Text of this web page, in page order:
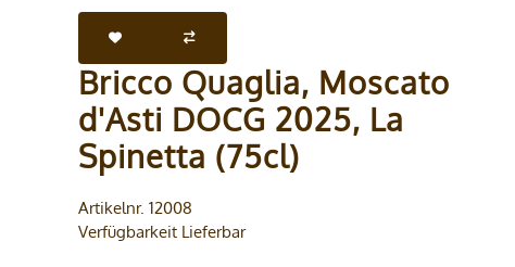
Bricco Quaglia, Moscato
d'Asti DOCG 2025, La
Spinetta (75cl)
Artikelnr. 12008
Verfügbarkeit Lieferbar